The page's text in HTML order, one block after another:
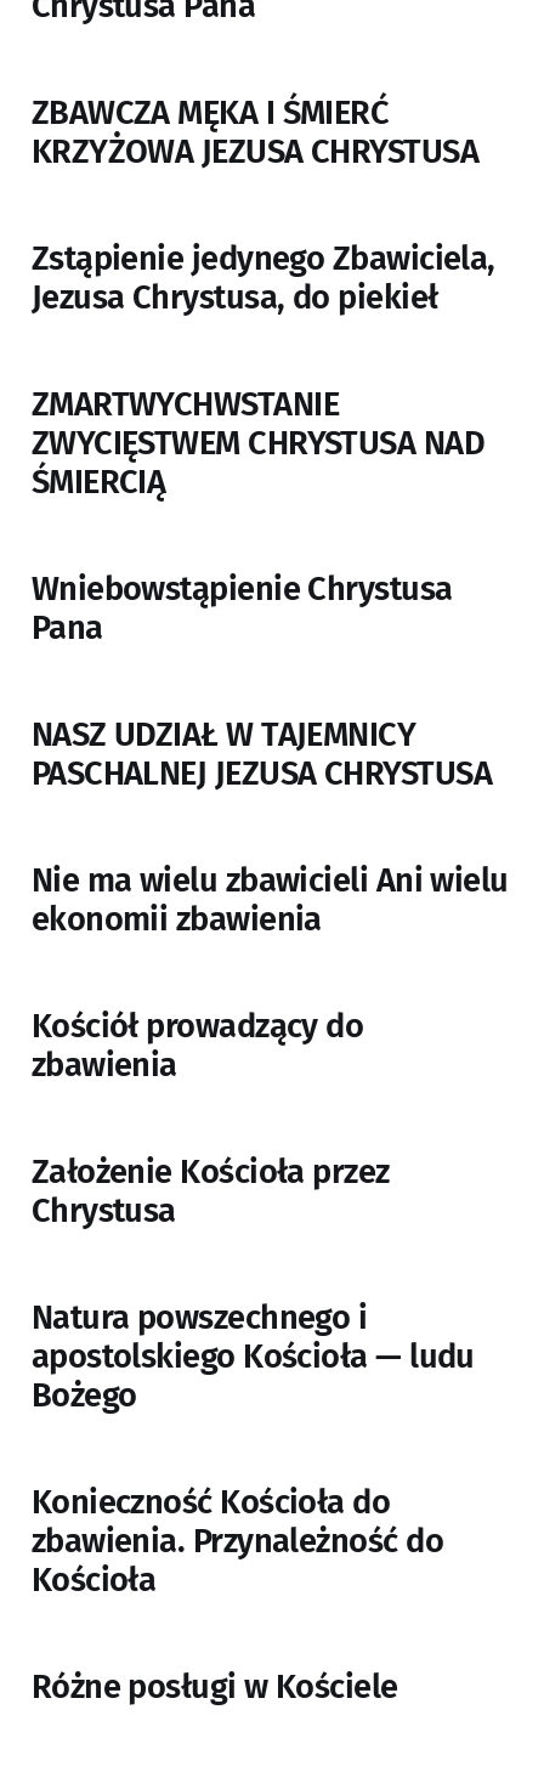
ZBAWCZA MĘKA I ŚMIERĆ
KRZYŻOWA JEZUSA CHRYSTUSA
Zstąpienie jedynego Zbawiciela,
Jezusa Chrystusa, do piekieł
ZMARTWYCHWSTANIE
ZWYCIĘSTWEM CHRYSTUSA NAD
ŚMIERCIĄ
Wniebowstąpienie Chrystusa
Pana
NASZ UDZIAŁ W TAJEMNICY
PASCHALNEJ JEZUSA CHRYSTUSA
Nie ma wielu zbawicieli Ani wielu
ekonomii zbawienia
Kościół prowadzący do
zbawienia
Założenie Kościoła przez
Chrystusa
Natura powszechnego i
apostolskiego Kościoła — ludu
Bożego
Konieczność Kościoła do
zbawienia. Przynależność do
Kościoła
Różne posługi w Kościele